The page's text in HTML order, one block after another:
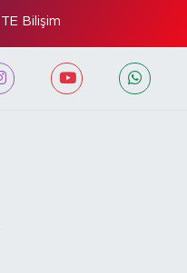
TE Bilişim